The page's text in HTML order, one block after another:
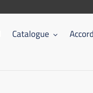
Catalogue